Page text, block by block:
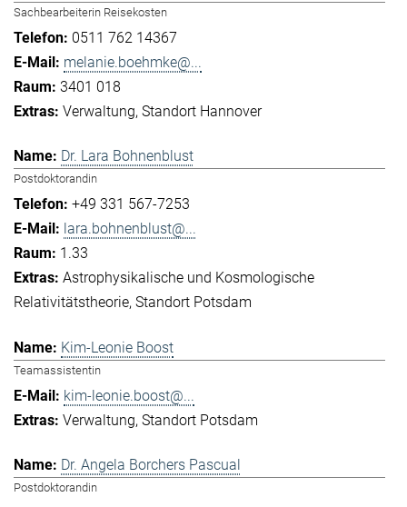
Sachbearbeiterin Reisekosten
0511 762 14367
melanie.boehmke@...
3401 018
Verwaltung Standort Hannover
Dr. Lara Bohnenblust
Postdoktorandin
+49 331 567-7253
lara.bohnenblust@...
1.33
Astrophysikalische und Kosmologische
Relativitätstheorie Standort Potsdam
Kim-Leonie Boost
Teamassistentin
kim-leonie.boost@...
Verwaltung Standort Potsdam
Dr. Angela Borchers Pascual
Postdoktorandin